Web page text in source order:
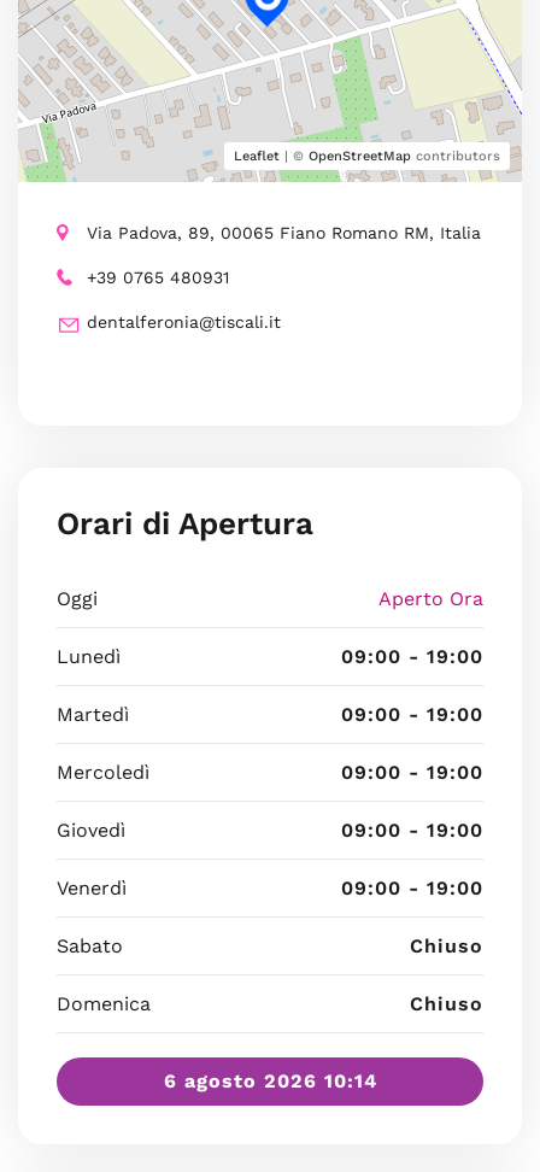
Leaflet | © OpenStreetMap contributors
Via Padova, 89, 00065 Fiano Romano RM, Italia
+39 0765 480931
dentalferonia@tiscali.it
Orari di Apertura
Oggi Aperto Ora
Lunedì 09:00 - 19:00
Martedì 09:00 - 19:00
Mercoledì 09:00 - 19:00
Giovedì 09:00 - 19:00
Venerdì 09:00 - 19:00
Sabato Chiuso
Domenica Chiuso
6 agosto 2026 10:14